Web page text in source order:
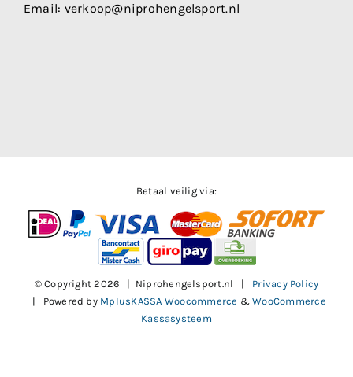
Email: verkoop@niprohengelsport.nl
Betaal veilig via:
© Copyright2026 | Niprohengelsport.nl | Privacy Policy
| Powered by MplusKASSA Woocommerce &WooCommerce
Kassasysteem